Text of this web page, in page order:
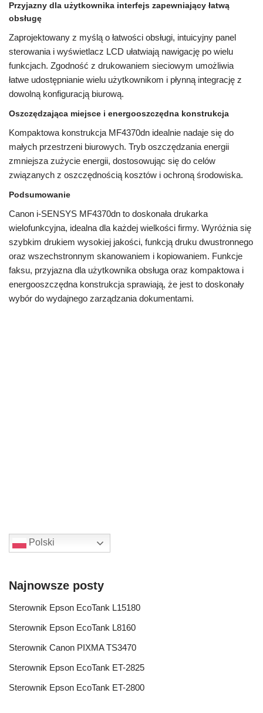
Przyjazny dla użytkownika interfejs zapewniający łatwą
obsługę
Zaprojektowany z myślą o łatwości obsługi, intuicyjny panel
sterowania i wyświetlacz LCD ułatwiają nawigację po wielu
funkcjach. Zgodność z drukowaniem sieciowym umożliwia
łatwe udostępnianie wielu użytkownikom i płynną integrację z
dowolną konfiguracją biurową.
Oszczędzająca miejsce i energooszczędna konstrukcja
Kompaktowa konstrukcja MF4370dn idealnie nadaje się do
małych przestrzeni biurowych. Tryb oszczędzania energii
zmniejsza zużycie energii, dostosowując się do celów
związanych z oszczędnością kosztów i ochroną środowiska.
Podsumowanie
Canon i-SENSYS MF4370dn to doskonała drukarka
wielofunkcyjna, idealna dla każdej wielkości firmy. Wyróżnia się
szybkim drukiem wysokiej jakości, funkcją druku dwustronnego
oraz wszechstronnym skanowaniem i kopiowaniem. Funkcje
faksu, przyjazna dla użytkownika obsługa oraz kompaktowa i
energooszczędna konstrukcja sprawiają, że jest to doskonały
wybór do wydajnego zarządzania dokumentami.
Polski
Najnowsze posty
Sterownik Epson EcoTank L15180
Sterownik Epson EcoTank L8160
Sterownik Canon PIXMA TS3470
Sterownik Epson EcoTank ET-2825
Sterownik Epson EcoTank ET-2800